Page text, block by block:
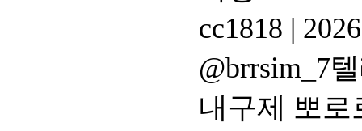
cc1818 |
@brrsim_7
내구제 뽀